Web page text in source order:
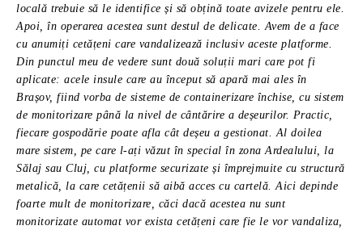
locală trebuie să le identifice și să obțină toate avizele pentru ele.
Apoi, în operarea acestea sunt destul de delicate. Avem de a face
cu anumiți cetățeni care vandalizează inclusiv aceste platforme.
Din punctul meu de vedere sunt două soluții mari care pot fi
aplicate: acele insule care au început să apară mai ales în
Brașov, fiind vorba de sisteme de containerizare închise, cu sistem
de monitorizare până la nivel de cântărire a deșeurilor. Practic,
fiecare gospodărie poate afla cât deșeu a gestionat. Al doilea
mare sistem, pe care l-ați văzut în special în zona Ardealului, la
Sălaj sau Cluj, cu platforme securizate și împrejmuite cu structură
metalică, la care cetățenii să aibă acces cu cartelă. Aici depinde
foarte mult de monitorizare, căci dacă acestea nu sunt
monitorizate automat vor exista cetățeni care fie le vor vandaliza,